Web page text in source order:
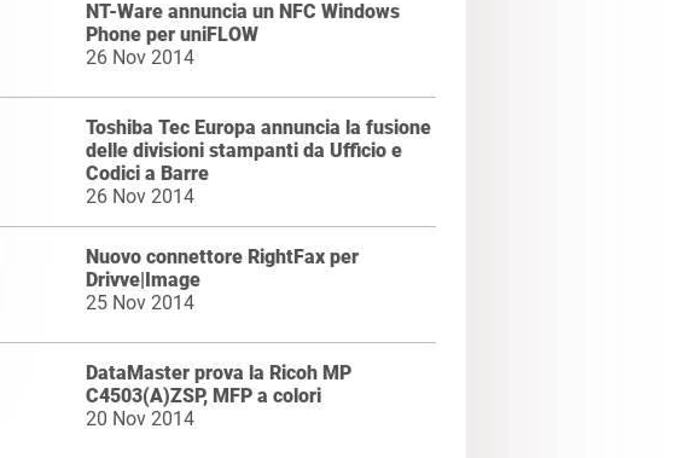
NT-Ware annuncia un NFC Windows
Phone per uniFLOW
26 Nov 2014
Toshiba Tec Europa annuncia la fusione
delle divisioni stampanti da Ufficio e
Codici a Barre
26 Nov 2014
Nuovo connettore RightFax per
Drivve|Image
25 Nov 2014
DataMaster prova la Ricoh MP
C4503(A)ZSP, MFP a colori
20 Nov 2014